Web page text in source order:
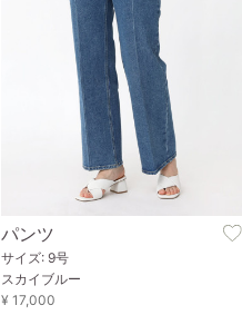
パンツ
サイズ: 9号
スカイブルー
¥ 17,000